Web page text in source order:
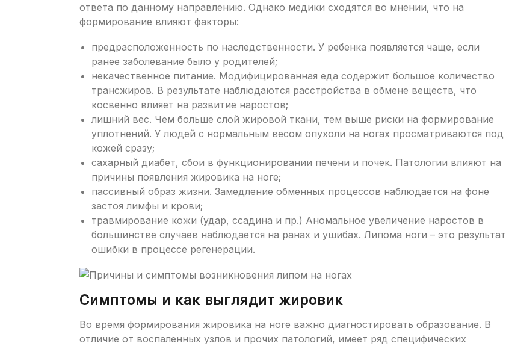
ответа по данному направлению. Однако медики сходятся во мнении, что на
формирование влияют факторы:
предрасположенность по наследственности. У ребенка появляется чаще, если
ранее заболевание было у родителей;
некачественное питание. Модифицированная еда содержит большое количество
трансжиров. В результате наблюдаются расстройства в обмене веществ, что
косвенно влияет на развитие наростов;
лишний вес. Чем больше слой жировой ткани, тем выше риски на формирование
уплотнений. У людей с нормальным весом опухоли на ногах просматриваются под
кожей сразу;
сахарный диабет, сбои в функционировании печени и почек. Патологии влияют на
причины появления жировика на ноге;
пассивный образ жизни. Замедление обменных процессов наблюдается на фоне
застоя лимфы и крови;
травмирование кожи (удар, ссадина и пр.) Аномальное увеличение наростов в
большинстве случаев наблюдается на ранах и ушибах. Липома ноги – это результат
ошибки в процессе регенерации.
Симптомы и как выглядит жировик
Во время формирования жировика на ноге важно диагностировать образование. В
отличие от воспаленных узлов и прочих патологий, имеет ряд специфических